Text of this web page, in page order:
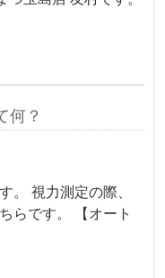
何？
。 視力測定の際、
らです。 【オート